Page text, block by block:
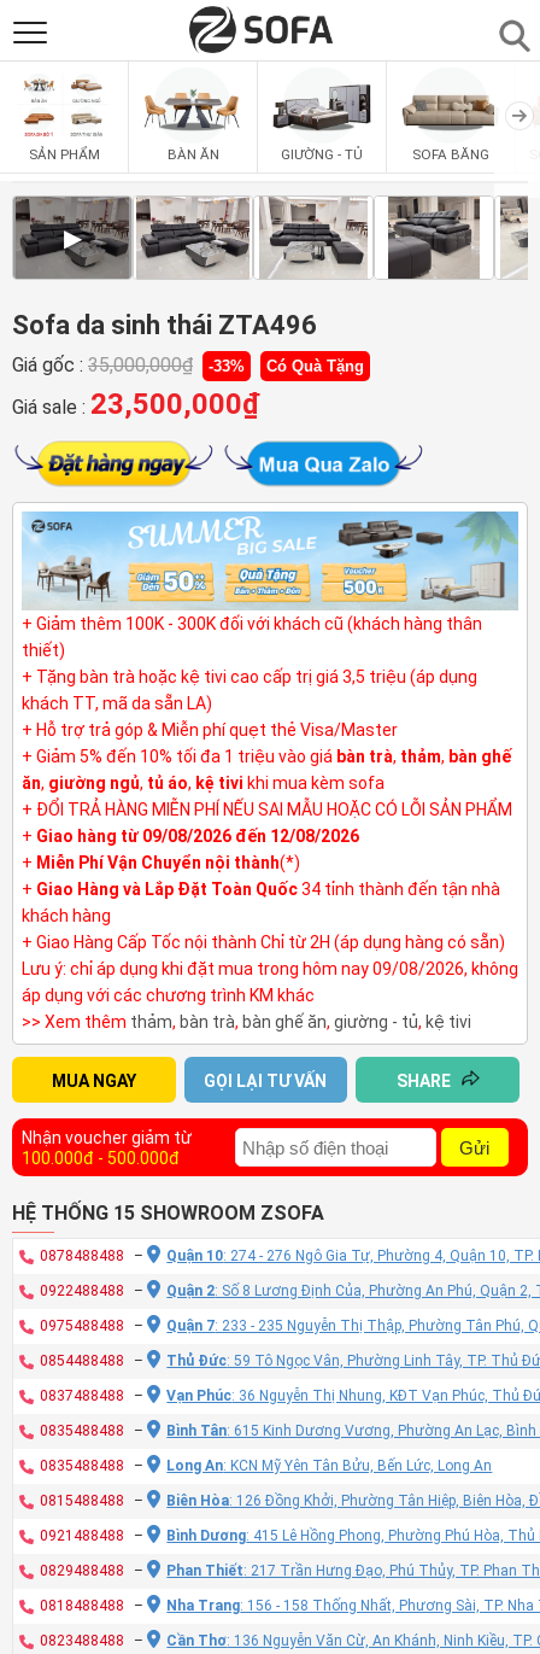
SẢN PHẨM
SOFAS
PHÒNG ĂN
PHÒNG NGỦ
PHÒNG KHÁCH
LIÊN HỆ
SẢN PHẨM BÀN ĂN GIƯỜNG - TỦ SOFA BĂNG
▶
Sofa da sinh thái ZTA496
Giá gốc : 35,000,000₫ -33% Có Quà Tặng
Giá sale : 23,500,000₫
+ Giảm thêm 100K - 300K đối với khách cũ (khách hàng thân
thiết)
+ Tặng bàn trà hoặc kệ tivi cao cấp trị giá 3,5 triệu (áp dụng
khách TT, mã da sẵn LA)
+ Hỗ trợ trả góp & Miễn phí quẹt thẻ Visa/Master
+ Giảm 5% đến 10% tối đa 1 triệu vào giá bàn trà, thảm, bàn ghế
ăn, giường ngủ, tủ áo, kệ tivi khi mua kèm sofa
+ ĐỔI TRẢ HÀNG MIỄN PHÍ NẾU SAI MẪU HOẶC CÓ LỖI SẢN PHẨM
+ Giao hàng từ 09/08/2026 đến 12/08/2026
+ Miễn Phí Vận Chuyển nội thành(*)
+ Giao Hàng và Lắp Đặt Toàn Quốc34 tỉnh thành đến tận nhà
khách hàng
+ Giao Hàng Cấp Tốc nội thành Chỉ từ 2H (áp dụng hàng có sẵn)
Lưu ý: chỉ áp dụng khi đặt mua trong hôm nay 09/08/2026, không
áp dụng với các chương trình KM khác
>> Xem thêm thảm, bàn trà, bàn ghế ăn, giường - tủ, kệ tivi
MUA NGAY GỌI LẠI TƯ VẤN SHARE
Nhận voucher giảm từ
100.000đ - 500.000đ
Gửi
HỆ THỐNG 15 SHOWROOM ZSOFA
0878488488 – Quận 10: 274 - 276 Ngô Gia Tự, Phường 4, Quận 10, TP.
0922488488 – Quận 2: Số 8 Lương Định Của, Phường An Phú, Quận 2,
0975488488 – Quận 7: 233 - 235 Nguyễn Thị Thập, Phường Tân Phú,
0854488488 – Thủ Đức: 59 Tô Ngọc Vân, Phường Linh Tây, TP. Thủ
0837488488 – Vạn Phúc: 36 Nguyễn Thị Nhung, KĐT Vạn Phúc, Thủ
0835488488 – Bình Tân: 615 Kinh Dương Vương, Phường An Lạc, Bình
0835488488 – Long An: KCN Mỹ Yên Tân Bửu, Bến Lức, Long An
0815488488 – Biên Hòa: 126 Đồng Khởi, Phường Tân Hiệp, Biên Hòa,
0921488488 – Bình Dương: 415 Lê Hồng Phong, Phường Phú Hòa,
0829488488 – Phan Thiết: 217 Trần Hưng Đạo, Phú Thủy, TP. Phan
0818488488 – Nha Trang: 156 - 158 Thống Nhất, Phương Sài, TP.
0823488488 – Cần Thơ: 136 Nguyễn Văn Cừ, An Khánh, Ninh Kiều,